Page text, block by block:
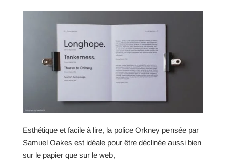
Esthétique et facile à lire, la police Orkney pensée par
Samuel Oakes est idéale pour être déclinée aussi bien
sur le papier que sur le web,